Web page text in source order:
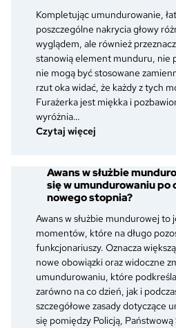
Kompletując umundurowanie,
poszczególne nakrycia głowy
wyglądem, ale również
stanowią element munduru, nie
nie mogą być stosowane
rzut oka widać, że każdy z tych
Furażerka jest miękka i
wyróżnia…
Czytaj więcej
i
czapka
garnizonowa
–
jak
je
rozpoznać
i
czym
się
różnią?
Awans w służbie
się w umundurowaniu po
nowego stopnia?
Awans w służbie mundurowej to
momentów, które na długo
funkcjonariuszy. Oznacza
nowe obowiązki oraz widoczne
umundurowaniu, które
zarówno na co dzień, jak i
szczegółowe zasady dotyczące
się pomiędzy Policją, Państwową